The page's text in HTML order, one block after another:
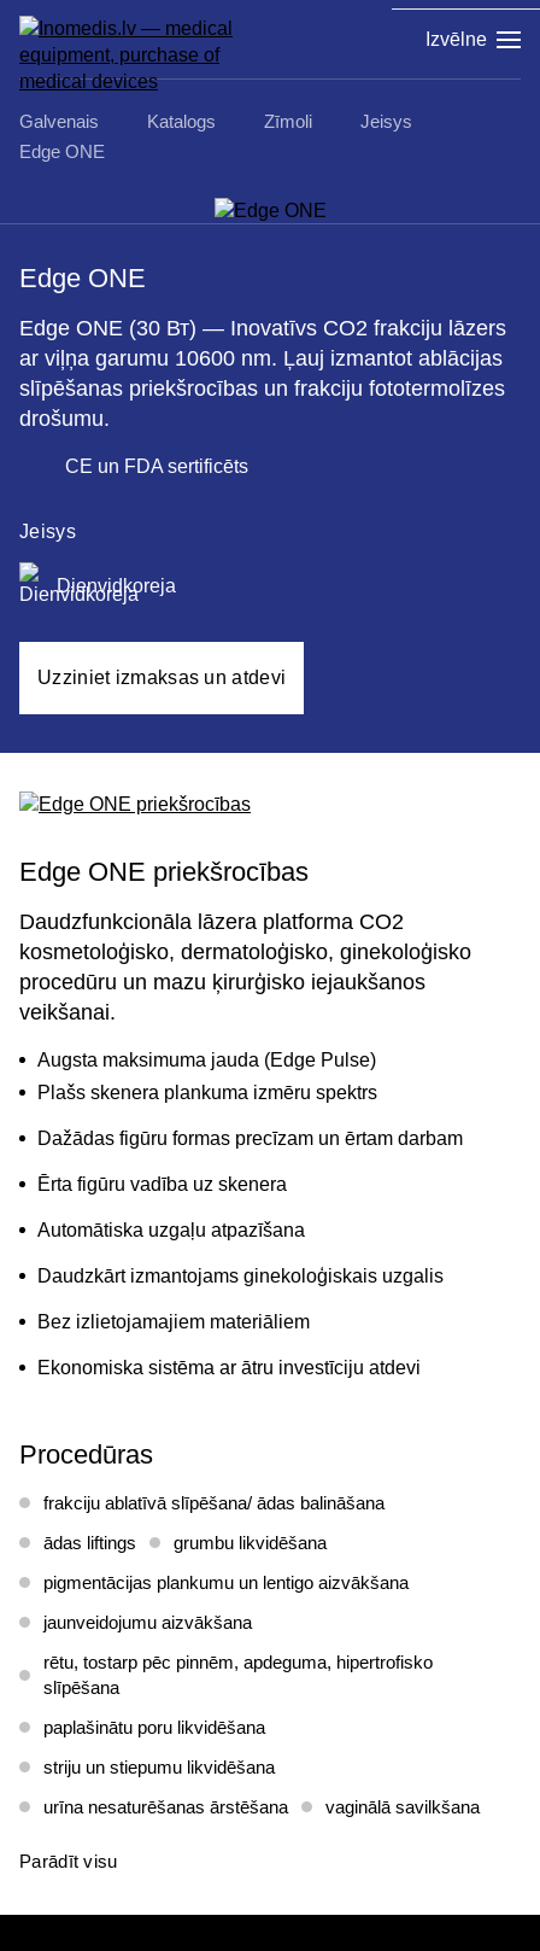
Izvēlne
Galvenais Katalogs Zīmoli
Jeisys
Edge ONE
Edge ONE
Edge ONE (30 Вт) — Inovatīvs СО2 frakciju lāzers
ar viļņa garumu 10600 nm. Ļauj izmantot ablācijas
slīpēšanas priekšrocības un frakciju fototermolīzes
drošumu.
CE un FDA sertificēts
Jeisys
Dienvidkoreja
Uzziniet izmaksas un atdevi
Edge ONE priekšrocības
Daudzfunkcionāla lāzera platforma СО2
kosmetoloģisko, dermatoloģisko, ginekoloģisko
procedūru un mazu ķirurģisko iejaukšanos
veikšanai.
Augsta maksimuma jauda (Edge Pulse)
Plašs skenera plankuma izmēru spektrs
Dažādas figūru formas precīzam un ērtam darbam
Ērta figūru vadība uz skenera
Automātiska uzgaļu atpazīšana
Daudzkārt izmantojams ginekoloģiskais uzgalis
Bez izlietojamajiem materiāliem
Ekonomiska sistēma ar ātru investīciju atdevi
Procedūras
frakciju ablatīvā slīpēšana/ ādas balināšana
ādas liftings
grumbu likvidēšana
pigmentācijas plankumu un lentigo aizvākšana
jaunveidojumu aizvākšana
rētu, tostarp pēc pinnēm, apdeguma, hipertrofisko
slīpēšana
paplašinātu poru likvidēšana
striju un stiepumu likvidēšana
urīna nesaturēšanas ārstēšana
vaginālā savilkšana
Parādīt visu